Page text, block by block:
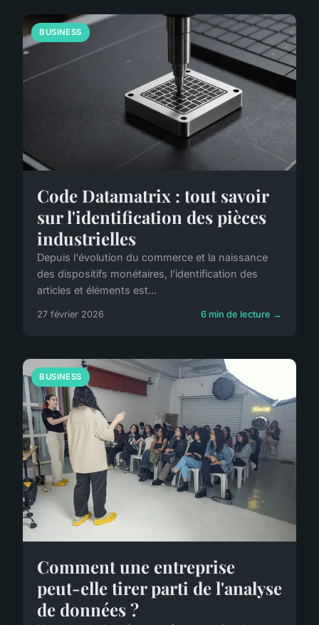
BUSINESS
Code Datamatrix : tout savoir
sur l'identification des pièces
industrielles
Depuis l'évolution du commerce et la naissance
des dispositifs monétaires, l'identification des
articles et éléments est...
27 février 2026 6 min de lecture →
BUSINESS
Comment une entreprise
peut-elle tirer parti de l'analyse
de données ?